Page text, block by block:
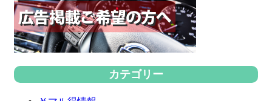
カテゴリー